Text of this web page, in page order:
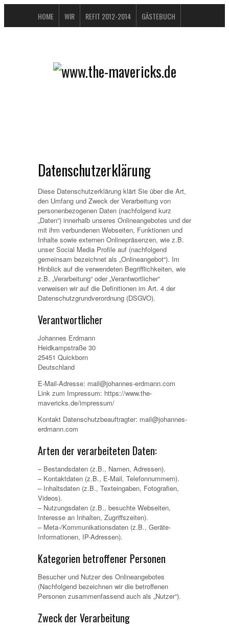
HOME WIR REFIT 2012-2014 GÄSTEBUCH
DATENSCHUTZERKLÄRUNG
Datenschutzerklärung
Diese Datenschutzerklärung klärt Sie über die Art,
den Umfang und Zweck der Verarbeitung von
personenbezogenen Daten (nachfolgend kurz
„Daten“) innerhalb unseres Onlineangebotes und der
mit ihm verbundenen Webseiten, Funktionen und
Inhalte sowie externen Onlinepräsenzen, wie z.B.
unser Social Media Profile auf (nachfolgend
gemeinsam bezeichnet als „Onlineangebot“). Im
Hinblick auf die verwendeten Begrifflichkeiten, wie
z.B. „Verarbeitung“ oder „Verantwortlicher“
verweisen wir auf die Definitionen im Art. 4 der
Datenschutzgrundverordnung (DSGVO).
Verantwortlicher
Johannes Erdmann
Heidkampstraße 30
25451 Quickborn
Deutschland
E-Mail-Adresse: mail@johannes-erdmann.com
Link zum Impressum: https://www.the-
mavericks.de/impressum/
Kontakt Datenschutzbeauftragter: mail@johannes-
erdmann.com
Arten der verarbeiteten Daten:
– Bestandsdaten (z.B., Namen, Adressen).
– Kontaktdaten (z.B., E-Mail, Telefonnummern).
– Inhaltsdaten (z.B., Texteingaben, Fotografien,
Videos).
– Nutzungsdaten (z.B., besuchte Webseiten,
Interesse an Inhalten, Zugriffszeiten).
– Meta-/Kommunikationsdaten (z.B., Geräte-
Informationen, IP-Adressen).
Kategorien betroffener Personen
Besucher und Nutzer des Onlineangebotes
(Nachfolgend bezeichnen wir die betroffenen
Personen zusammenfassend auch als „Nutzer“).
Zweck der Verarbeitung